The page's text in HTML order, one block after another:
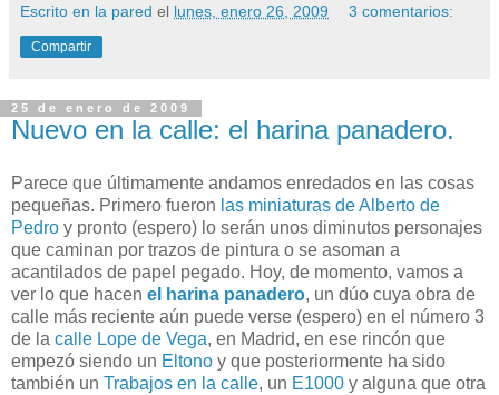
Escrito en la pared el lunes, enero 26, 2009 3 comentarios:
Compartir
25 de enero de 2009
Nuevo en la calle: el harina panadero.
Parece que últimamente andamos enredados en las cosas
pequeñas. Primero fueron las miniaturas de Alberto de
Pedro y pronto (espero) lo serán unos diminutos personajes
que caminan por trazos de pintura o se asoman a
acantilados de papel pegado. Hoy, de momento, vamos a
ver lo que hacen el harina panadero, un dúo cuya obra de
calle más reciente aún puede verse (espero) en el número 3
de la calle Lope de Vega, en Madrid, en ese rincón que
empezó siendo un Eltono y que posteriormente ha sido
también un Trabajos en la calle, un E1000 y alguna que otra